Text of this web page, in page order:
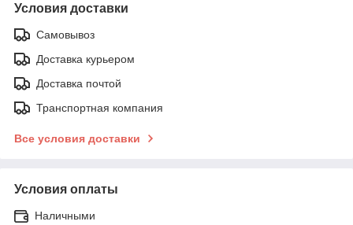
Условия доставки
Самовывоз
Доставка курьером
Доставка почтой
Транспортная компания
Все условия доставки
Условия оплаты
Наличными